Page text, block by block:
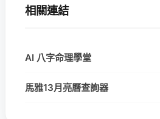
相關連結
AI 八字命理學堂
馬雅13月亮曆查詢器